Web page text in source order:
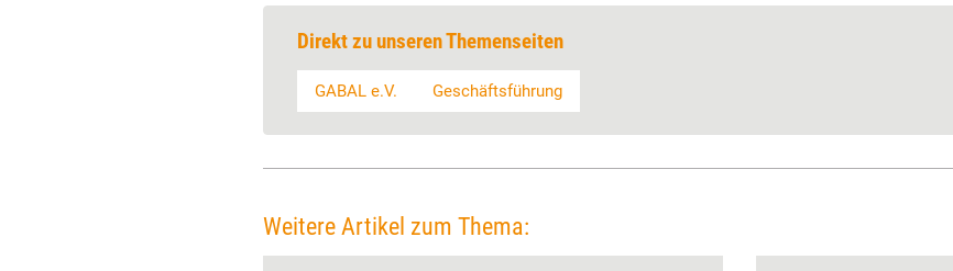
Direkt zu unseren Themenseiten
GABAL e.V. Geschäftsführung
Weitere Artikel zum Thema: